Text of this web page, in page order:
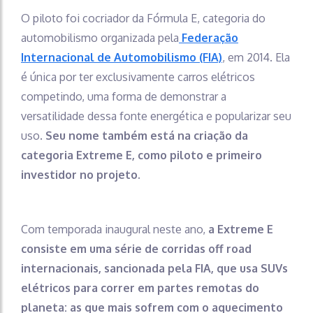
O piloto foi cocriador da Fórmula E, categoria do
automobilismo organizada pela Federação
Internacional de Automobilismo (FIA), em 2014. Ela
é única por ter exclusivamente carros elétricos
competindo, uma forma de demonstrar a
versatilidade dessa fonte energética e popularizar seu
uso. Seu nome também está na criação da
categoria Extreme E, como piloto e primeiro
investidor no projeto.
Com temporada inaugural neste ano, a Extreme E
consiste em uma série de corridas off road
internacionais, sancionada pela FIA, que usa SUVs
elétricos para correr em partes remotas do
planeta: as que mais sofrem com o aquecimento